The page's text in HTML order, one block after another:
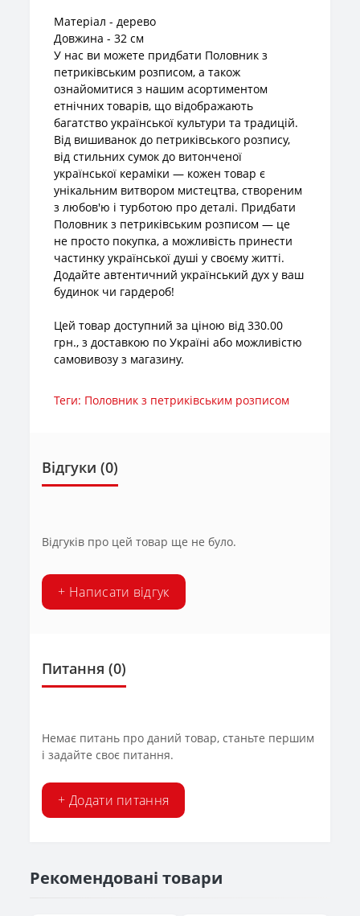
Матеріал - дерево
Довжина - 32 см
У нас ви можете придбати Половник з
петриківським розписом, а також
ознайомитися з нашим асортиментом
етнічних товарів, що відображають
багатство української культури та традицій.
Від вишиванок до петриківського розпису,
від стильних сумок до витонченої
української кераміки — кожен товар є
унікальним витвором мистецтва, створеним
з любов'ю і турботою про деталі. Придбати
Половник з петриківським розписом — це
не просто покупка, а можливість принести
частинку української душі у своєму житті.
Додайте автентичний український дух у ваш
будинок чи гардероб!
Цей товар доступний за ціною від 330.00
грн., з доставкою по Україні або можливістю
самовивозу з магазину.
Теги: Половник з петриківським розписом
Відгуки (0)
Відгуків про цей товар ще не було.
+ Написати відгук
Питання (0)
Немає питань про даний товар, станьте першим
і задайте своє питання.
+ Додати питання
Рекомендовані товари